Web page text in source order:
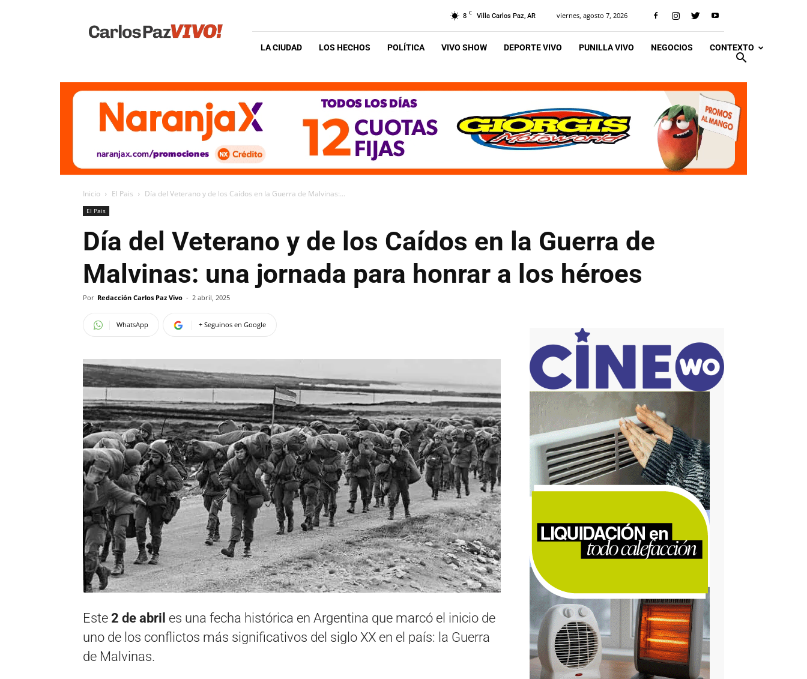
Vivo
8 C Villa Carlos Paz, AR viernes, agosto 7, 2026
LA CIUDAD LOS HECHOS POLÍTICA VIVO SHOW DEPORTE VIVO PUNILLA VIVO NEGOCIOS CONTEXTO
Inicio El Pais Día del Veterano y de los Caídos en la Guerra de Malvinas:...
El Pais
Día del Veterano y de los Caídos en la Guerra de
Malvinas: una jornada para honrar a los héroes
Por Redacción Carlos Paz Vivo - 2 abril, 2025
WhatsApp + Seguinos en Google
Este 2 de abril es una fecha histórica en Argentina que marcó el inicio de
uno de los conflictos más significativos del siglo XX en el país: la Guerra
de Malvinas.